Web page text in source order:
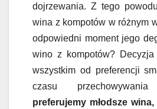
dojrzewania. Z tego
wina z kompotów w różnym
odpowiedni moment jego
wino z kompotów?
wszystkim od preferencji
czasu
preferujemy młodsze